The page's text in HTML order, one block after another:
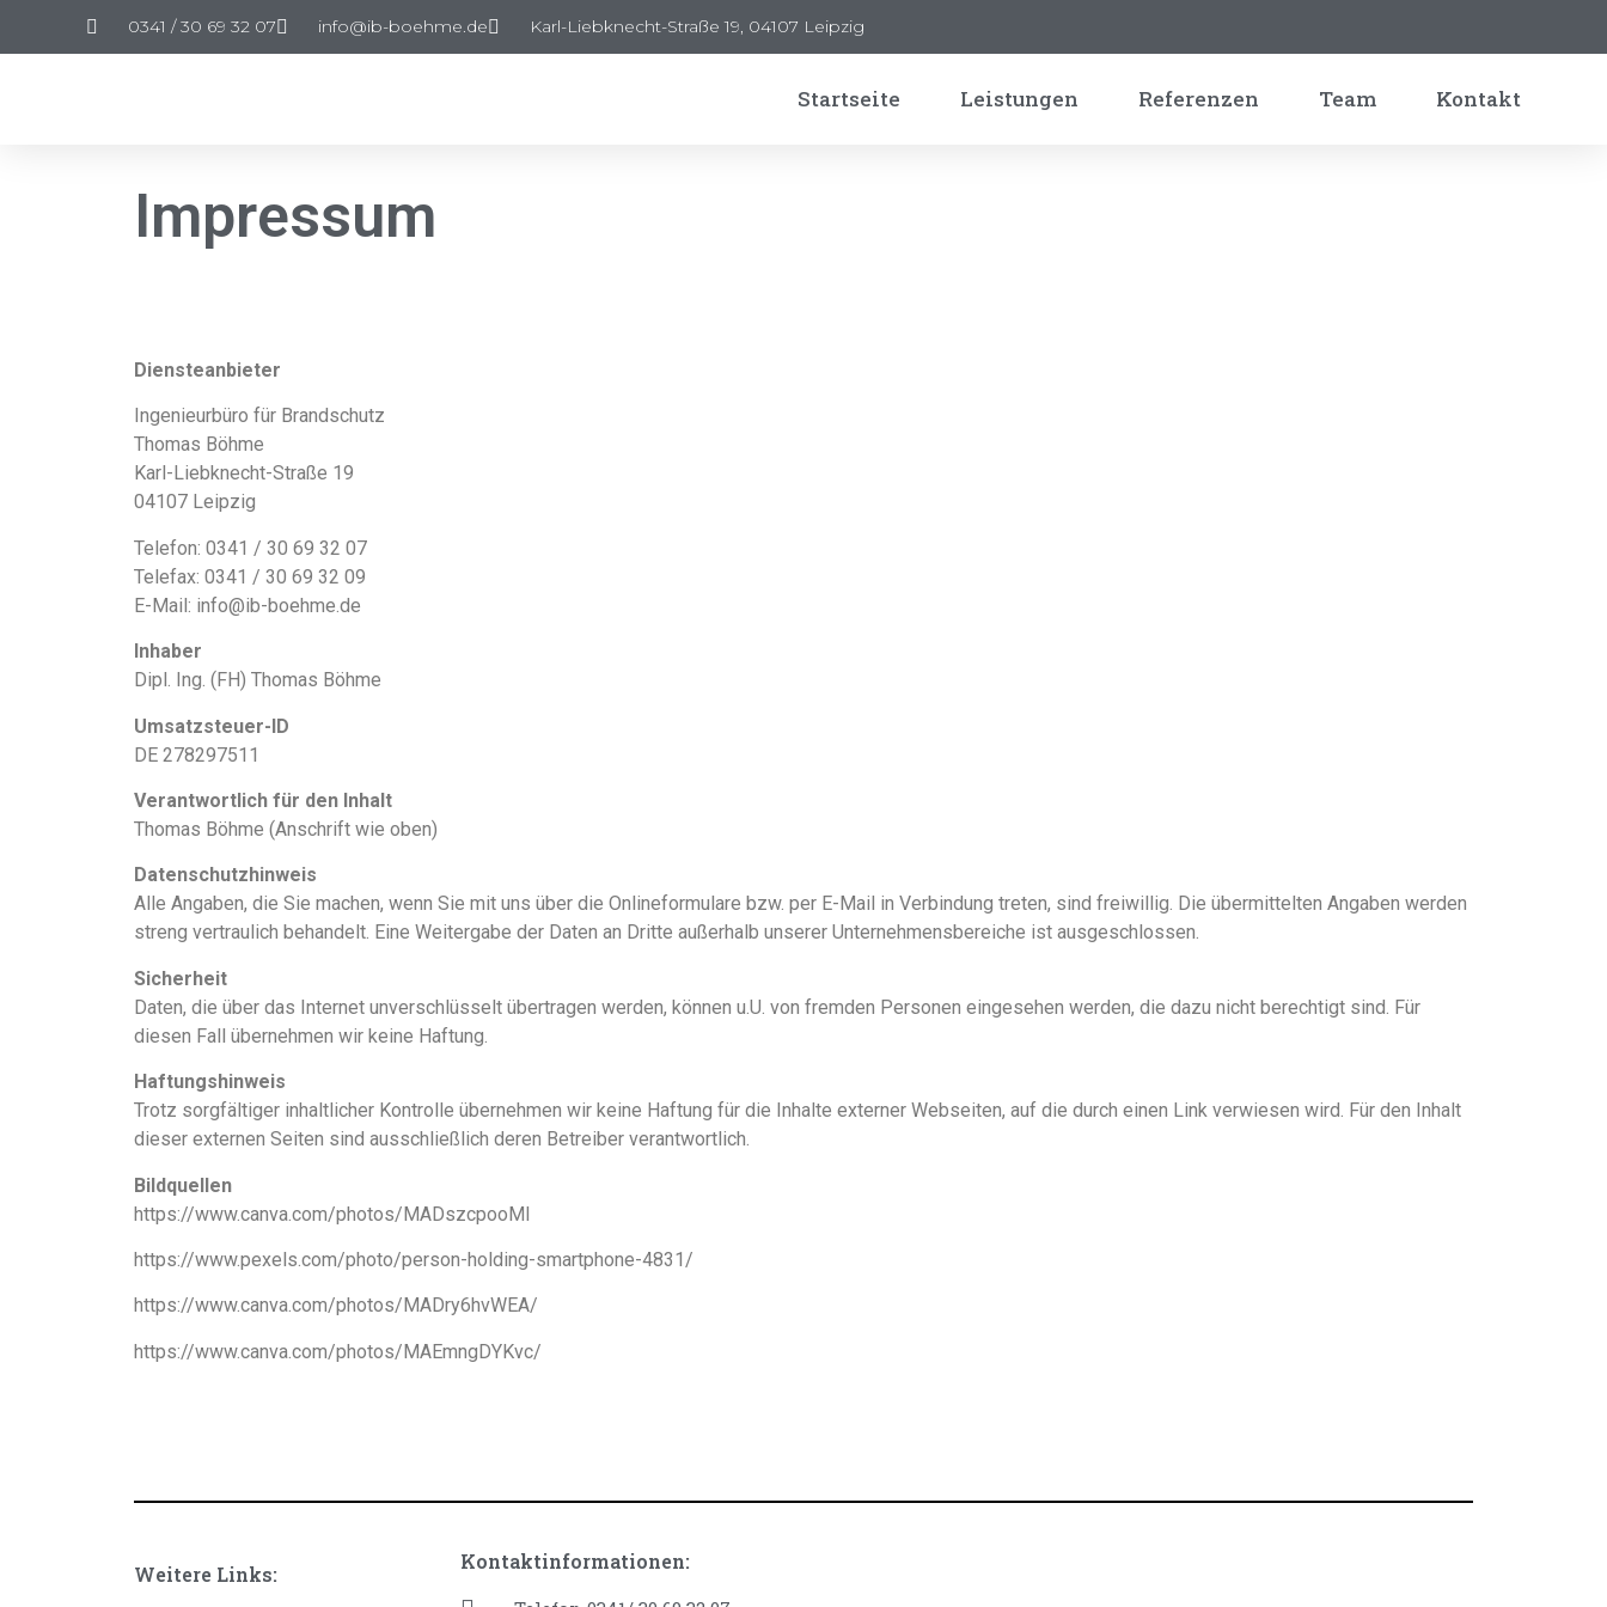
0341 / 30 69 32 07 info@ib-boehme.de Karl-Liebknecht-Straße 19, 04107 Leipzig
Startseite Leistungen Referenzen Team Kontakt
Impressum
Diensteanbieter
Ingenieurbüro für Brandschutz
Thomas Böhme
Karl-Liebknecht-Straße 19
04107 Leipzig
Telefon: 0341 / 30 69 32 07
Telefax: 0341 / 30 69 32 09
E-Mail: info@ib-boehme.de
Inhaber
Dipl. Ing. (FH) Thomas Böhme
Umsatzsteuer-ID
DE 278297511
Verantwortlich für den Inhalt
Thomas Böhme (Anschrift wie oben)
Datenschutzhinweis
Alle Angaben, die Sie machen, wenn Sie mit uns über die Onlineformulare bzw. per E-Mail in Verbindung treten, sind freiwillig. Die übermittelten Angaben werden
streng vertraulich behandelt. Eine Weitergabe der Daten an Dritte außerhalb unserer Unternehmensbereiche ist ausgeschlossen.
Sicherheit
Daten, die über das Internet unverschlüsselt übertragen werden, können u.U. von fremden Personen eingesehen werden, die dazu nicht berechtigt sind. Für
diesen Fall übernehmen wir keine Haftung.
Haftungshinweis
Trotz sorgfältiger inhaltlicher Kontrolle übernehmen wir keine Haftung für die Inhalte externer Webseiten, auf die durch einen Link verwiesen wird. Für den Inhalt
dieser externen Seiten sind ausschließlich deren Betreiber verantwortlich.
Bildquellen
https://www.canva.com/photos/MADszcpooMI
https://www.pexels.com/photo/person-holding-smartphone-4831/
https://www.canva.com/photos/MADry6hvWEA/
https://www.canva.com/photos/MAEmngDYKvc/
Weitere Links:
Kontaktinformationen: